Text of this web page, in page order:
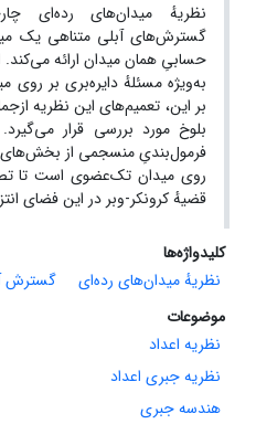
نظریهٔ میدان‌های رده‌ای
گسترش‌‌های آبلی متناهی یک
حسابیِ همان میدان ارائه می‌کند.
به‌ویژه مسئلهٔ دایره‌بری بر
بر این، تعمیم‌های این نظریه
بلوخ مورد بررسی قرار
فرمول‌بندیِ منسجمی از
روی میدان تک‌عضوی است تا
قضیهٔ کرونکر-وبر در این فضای
کلیدواژه‌ها
نظریهٔ میدان‌های رده‌ای
گسترش
موضوعات
نظریه اعداد
نظریه جبری اعداد
هندسه جبری